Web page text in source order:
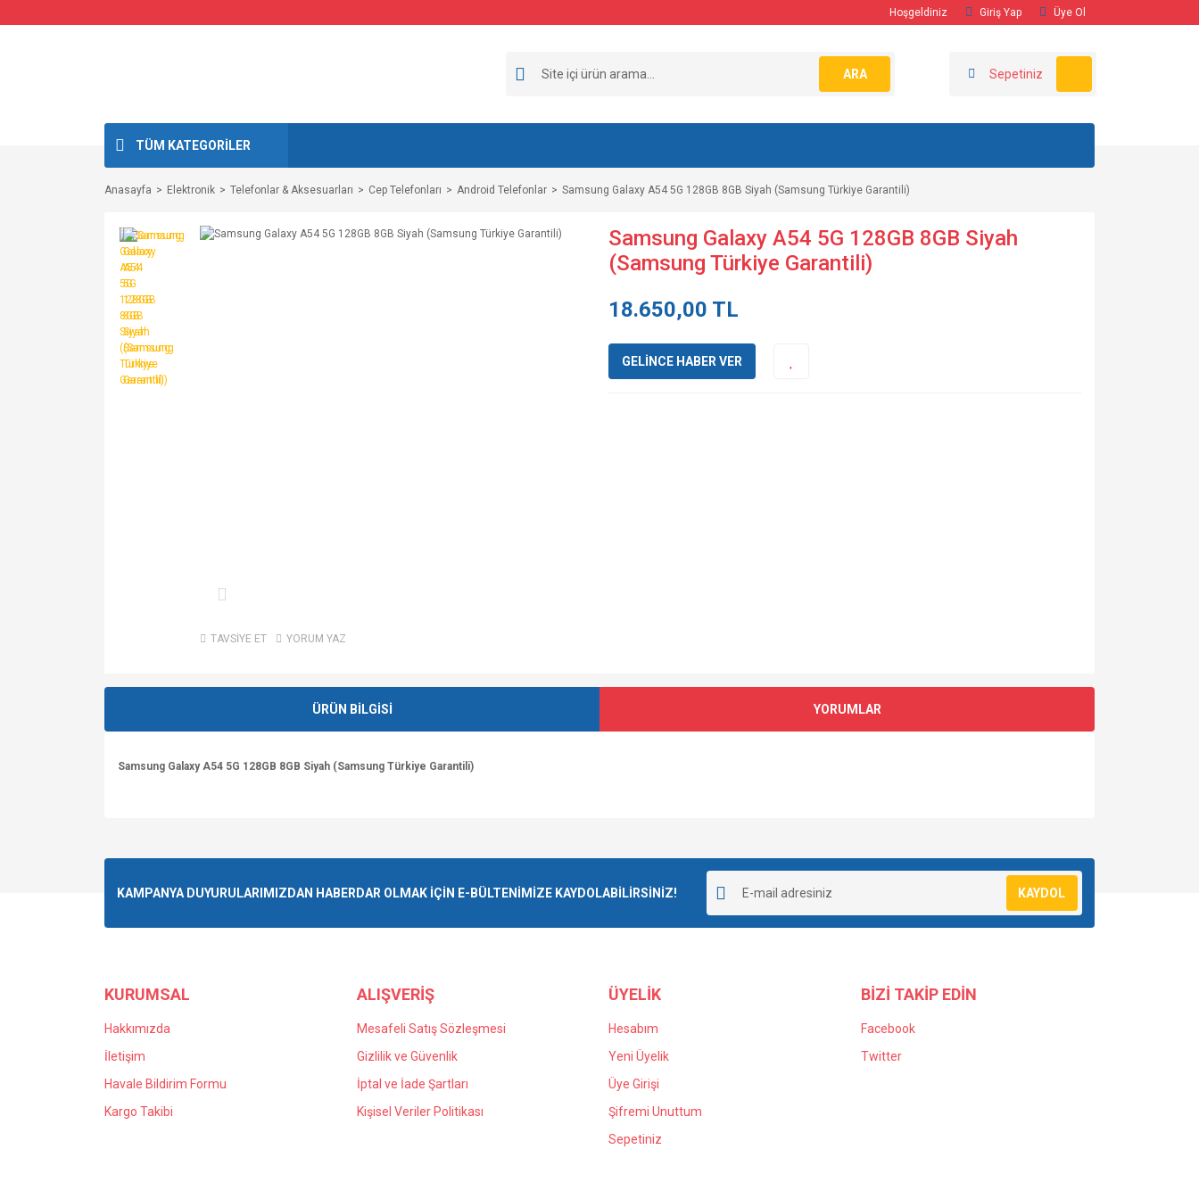
Hoşgeldiniz Giriş Yap Üye Ol
ARA Sepetiniz
TÜM KATEGORİLER
Anasayfa Elektronik Telefonlar & Aksesuarları Cep Telefonları Android Telefonlar Samsung Galaxy A54 5G 128GB 8GB Siyah (Samsung Türkiye Garantili)
TAVSİYE ET YORUM YAZ
Samsung Galaxy A54 5G 128GB 8GB Siyah
(Samsung Türkiye Garantili)
18.650,00 TL
GELİNCE HABER VER
ÜRÜN BİLGİSİ YORUMLAR
Samsung Galaxy A54 5G 128GB 8GB Siyah (Samsung Türkiye Garantili)
KAMPANYA DUYURULARIMIZDAN HABERDAR OLMAK İÇİN E-BÜLTENİMİZE KAYDOLABİLİRSİNİZ! KAYDOL
KURUMSAL
Hakkımızda
İletişim
Havale Bildirim Formu
Kargo Takibi
ALIŞVERİŞ
Mesafeli Satış Sözleşmesi
Gizlilik ve Güvenlik
İptal ve İade Şartları
Kişisel Veriler Politikası
ÜYELİK
Hesabım
Yeni Üyelik
Üye Girişi
Şifremi Unuttum
Sepetiniz
BİZİ TAKİP EDİN
Facebook
Twitter